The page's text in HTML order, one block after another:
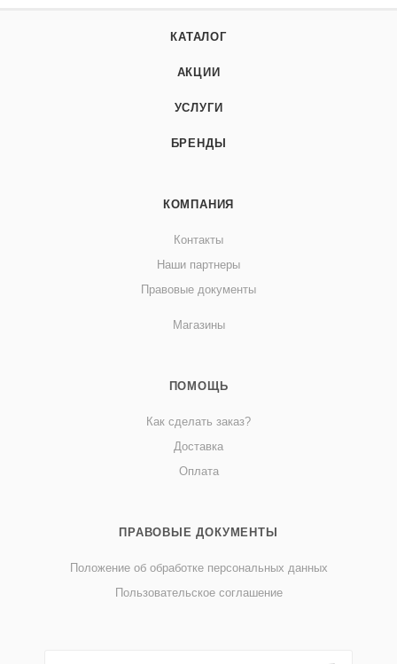
КАТАЛОГ
АКЦИИ
УСЛУГИ
БРЕНДЫ
КОМПАНИЯ
Контакты
Наши партнеры
Правовые документы
Магазины
ПОМОЩЬ
Как сделать заказ?
Доставка
Оплата
ПРАВОВЫЕ ДОКУМЕНТЫ
Положение об обработке персональных данных
Пользовательское соглашение